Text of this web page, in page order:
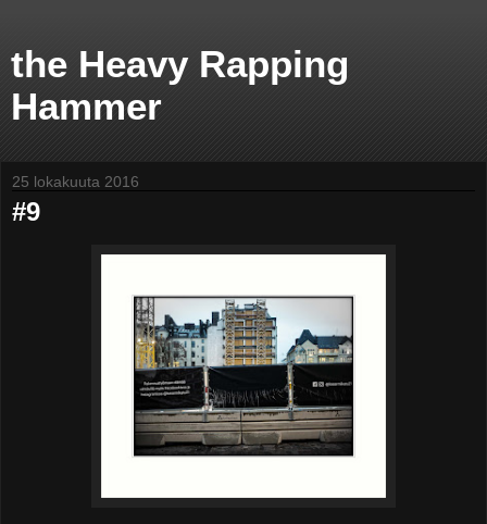
the Heavy Rapping
Hammer
25 lokakuuta 2016
#9